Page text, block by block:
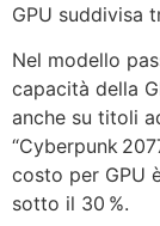
GPU suddivisa
Nel modello
capacità della
anche su titoli
“Cyberpunk
costo per GPU
sotto il 30 %.